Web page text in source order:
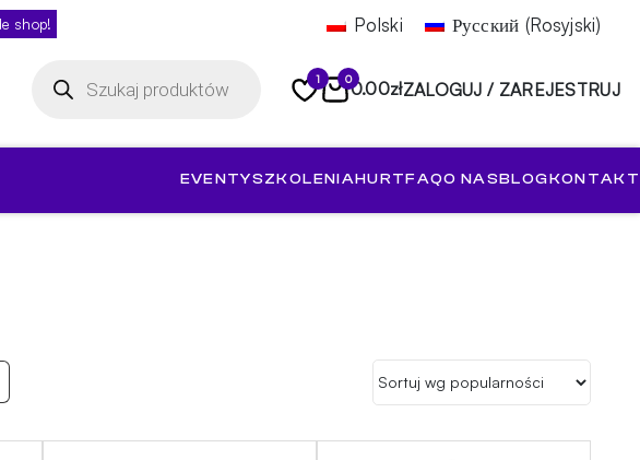
shop! Polski Русский (Rosyjski)
produktów 1 00.00złZALOGUJ / ZAREJESTRUJ
EVENTYSZKOLENIAHURTFAQO NASBLOGKONTAKT